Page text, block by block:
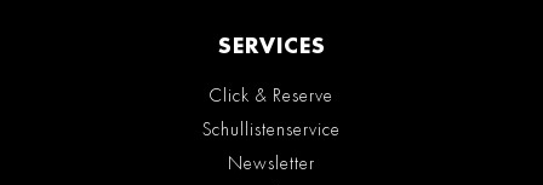
SERVICES
Click & Reserve
Schullistenservice
Newsletter